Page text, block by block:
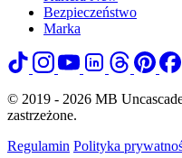
Bezpieczeństwo
Marka
© 2019 - 2026 MB
zastrzeżone.
Regulamin Polityka